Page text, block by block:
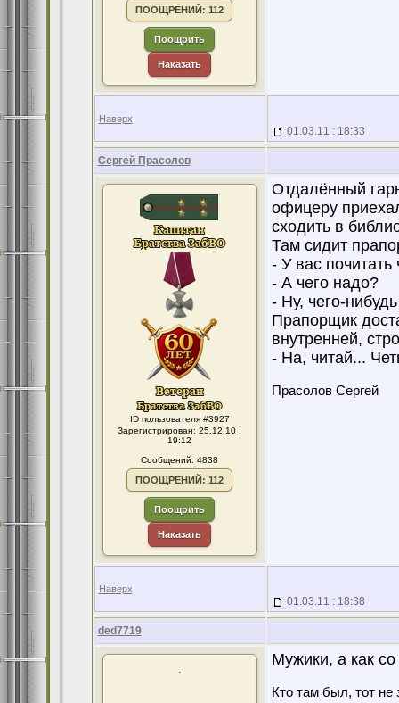
ПООЩРЕНИЙ: 112
Поощрить
Наказать
Наверх
01.03.11 : 18:33
Сергей Прасолов
ID пользователя #3927
Зарегистрирован: 25.12.10 :
19:12
Сообщений: 4838
ПООЩРЕНИЙ: 112
Поощрить
Наказать
Отдалённый
офицеру
сходить в
Там сидит
- У вас почитать
- А чего надо?
- Ну, чего-
Прапорщик
внутренней,
- На, читай...
Прасолов Сергей
Наверх
01.03.11 : 18:38
ded7719
.
Мужики, а как
Кто там был, тот не